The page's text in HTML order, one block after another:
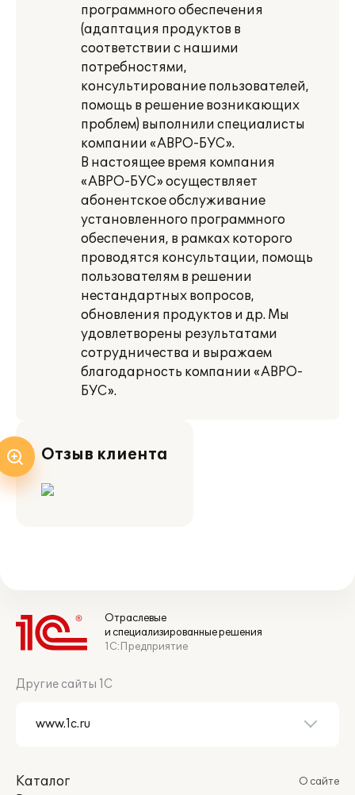
программного обеспечения
(адаптация продуктов в
соответствии с нашими
потребностями,
консультирование пользователей,
помощь в решение возникающих
проблем) выполнили специалисты
компании «АВРО-БУС».
В настоящее время компания
«АВРО-БУС» осуществляет
абонентское обслуживание
установленного программного
обеспечения, в рамках которого
проводятся консультации, помощь
пользователям в решении
нестандартных вопросов,
обновления продуктов и др. Мы
удовлетворены результатами
сотрудничества и выражаем
благодарность компании «АВРО-
БУС».
Отзыв клиента
Отраслевые
и специализированные решения
1С:Предприятие
Другие сайты 1С
Каталог
О сайте